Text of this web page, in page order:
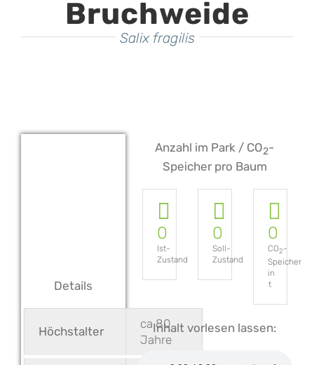
Bruchweide
Salix fragilis
Details
Höchstalter
ca 80
Jahre
Anzahl im Park / CO2-
Speicher pro Baum
0
Ist-
Zustand
0
Soll-
Zustand
0
CO2-
Speicher
in
t
Inhalt vorlesen lassen: